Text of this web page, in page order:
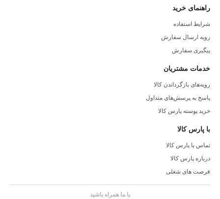
راهنمای خرید
شرایط استفاده
رویه ارسال سفارش
پیگیری سفارش
خدمات مشتریان
رویه‌های بازگرداندن کالا
پاسخ به پرسش‌های متداول
خرید پوسته پارس کالا
با پارس کالا
تماس با پارس کالا
درباره پارس کالا
فرصت های شغلی
با ما همراه باشید